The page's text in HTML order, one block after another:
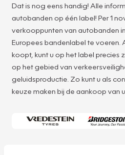
Dat is nog eens handig! Alle
autobanden op één label! Per 1
verkooppunten van autobanden
Europees bandenlabel te voeren.
koopt, kunt u op het label precies
op het gebied van
geluidsproductie. Zo kunt u als
keuze maken bij de aankoop van